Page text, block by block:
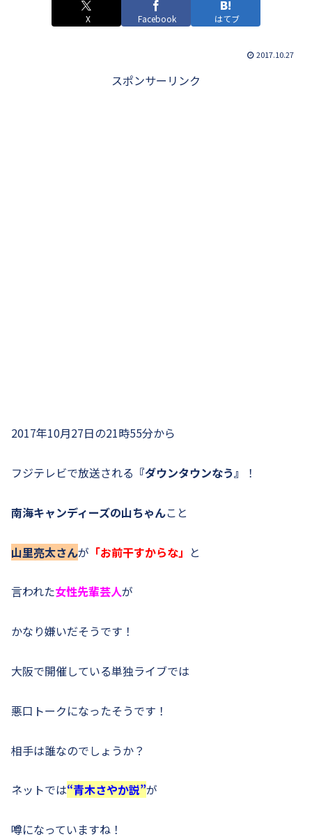
X Facebook はてブ
2017.10.27
スポンサーリンク
2017年10月27日の21時55分から
フジテレビで放送される 『ダウンタウンなう』 ！
南海キャンディーズの山ちゃんこと
山里亮太さんが 「お前干すからな」 と
言われた女性先輩芸人が
かなり嫌いだそうです！
大阪で開催している単独ライブでは
悪口トークになったそうです！
相手は誰なのでしょうか？
ネットでは“青木さやか説”が
噂になっていますね！